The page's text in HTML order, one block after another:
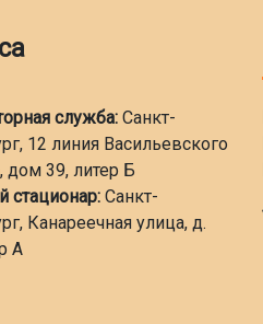
служба: Санкт-
12 линия Васильевского
дом 39, литер Б
стационар: Санкт-
Канареечная улица, д.
А